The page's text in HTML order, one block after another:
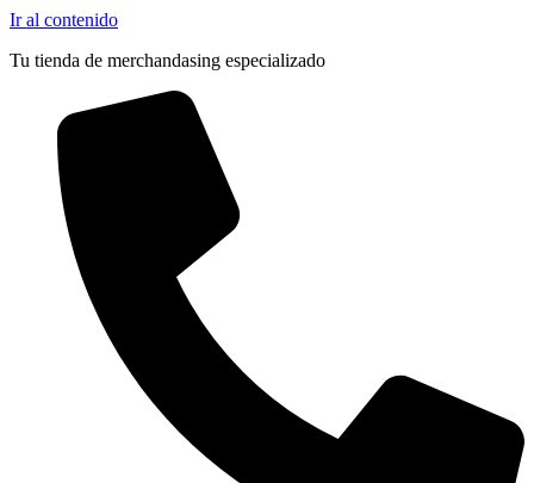
Ir al contenido
Tu tienda de merchandasing especializado